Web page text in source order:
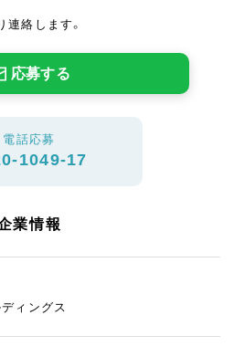
絡します。
応募する
電話応募
1049-17
業情報
ィングス